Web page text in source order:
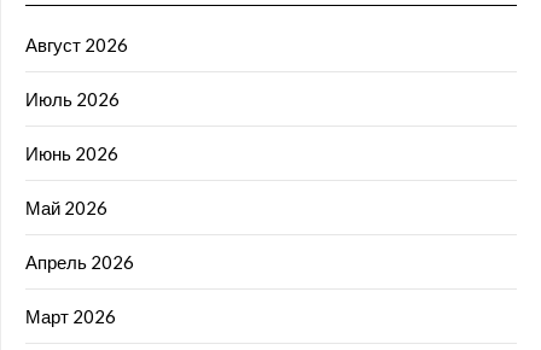
Август 2026
Июль 2026
Июнь 2026
Май 2026
Апрель 2026
Март 2026